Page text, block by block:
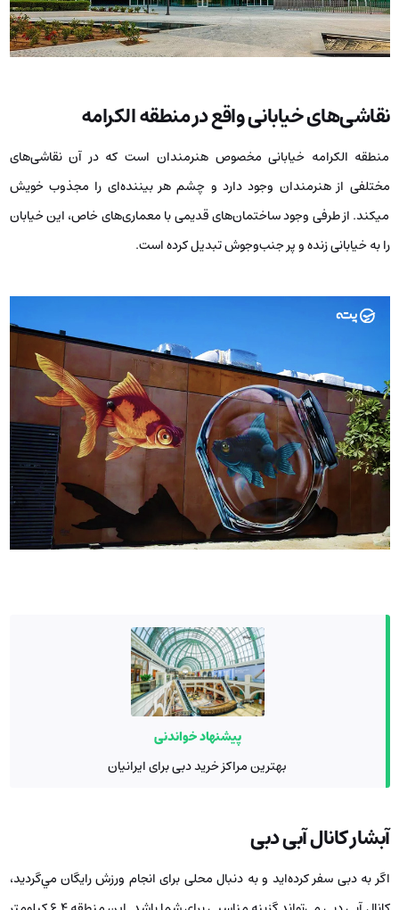
نقاشی‌های خیابانی واقع در منطقه الکرامه
منطقه الکرامه خیابانی مخصوص هنرمندان است که در آن نقاشی‌های
مختلفی از هنرمندان وجود دارد و چشم هر بیننده‌ای را مجذوب خویش
میکند. از طرفی وجود ساختمان‌های قدیمی با معماری‌های خاص، این خیابان
را به خیابانی زنده و پر جنب‌و‌جوش تبدیل کرده است.
پیشنهاد خواندنی
بهترین مراکز خرید دبی برای ایرانیان
آبشار کانال آبی دبی
اگر به دبی سفر کرده‌اید و به دنبال محلی برای انجام ورزش رایگان مي‌گردید،